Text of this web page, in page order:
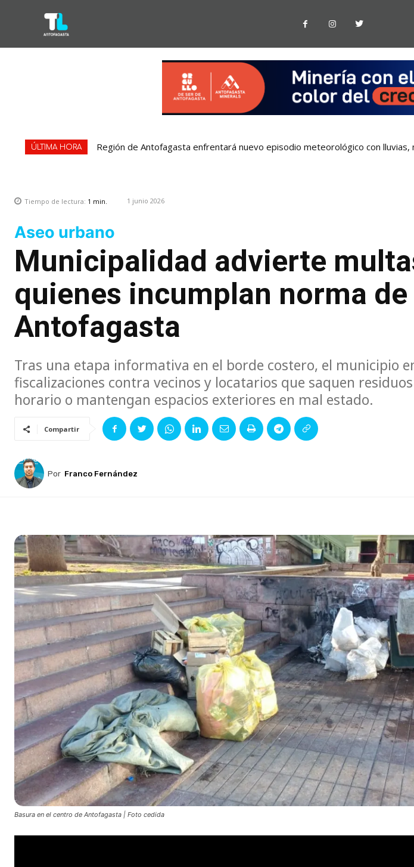
ÚLTIMA HORA Región de Antofagasta enfrentará nuevo episodio meteorológico con
Tiempo de lectura: 1 min. 1 junio 2026
Aseo urbano
Municipalidad advierte
quienes incumplan norma de
Antofagasta
Tras una etapa informativa en el borde costero, el municipio
fiscalizaciones contra vecinos y locatarios que saquen
horario o mantengan espacios exteriores en mal estado.
Compartir
Por Franco Fernández
Basura en el centro de Antofagasta | Foto cedida